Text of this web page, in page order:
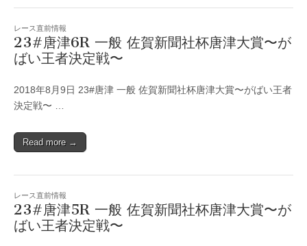
レース直前情報
23#唐津6R 一般 佐賀新聞社杯唐津大賞〜が
ばい王者決定戦〜
2018年8月9日 23#唐津 一般 佐賀新聞社杯唐津大賞〜がばい王者
決定戦〜 …
Read more →
レース直前情報
23#唐津5R 一般 佐賀新聞社杯唐津大賞〜が
ばい王者決定戦〜